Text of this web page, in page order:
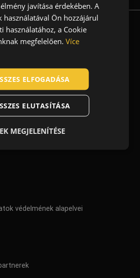
nyilatkozatok
védelmének alapelvei
CZECH
HUNGARIAN
SLOVAK
GERMAN
javítása érdekében. A
használatával Ön hozzájárul
használatához, a Cookie
megfelelően. Více
ELFOGADÁSA
ELUTASÍTÁSA
MEGJELENÍTÉSE